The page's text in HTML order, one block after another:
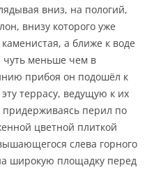
вниз, на пологий,
внизу которого уже
а ближе к воде
чуть меньше чем в
прибоя он подошёл к
террасу, ведущую к их
перил по
цветной плиткой
слева горного
широкую площадку перед